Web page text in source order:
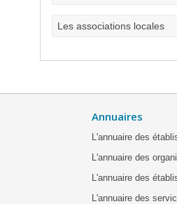
Les associations locales
Annuaires
L'annuaire des
L'annuaire des
L'annuaire des
L'annuaire des